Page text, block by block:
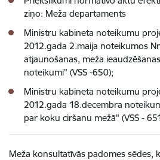
ziņo: Meža departaments
Ministru kabineta noteikumu
2012.gada 2.maija noteikumos
atjaunošanas, meža
noteikumi" (VSS -650);
Ministru kabineta noteikumu
2012.gada 18.decembra
par koku ciršanu mežā" (VSS -
Meža konsultatīvās padomes sēdes,